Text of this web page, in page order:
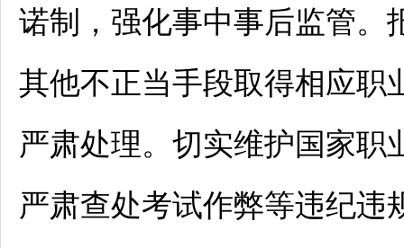
诺制，强化事中事后监管。
其他不正当手段取得相应职
严肃处理。切实维护国家职
严肃查处考试作弊等违纪违